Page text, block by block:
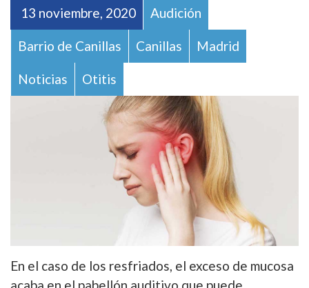
13 noviembre, 2020 Audición
Barrio de Canillas Canillas Madrid
Noticias Otitis
En el caso de los resfriados, el exceso de mucosa
acaba en el pabellón auditivo que puede